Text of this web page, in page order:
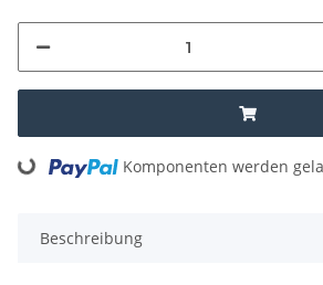
Loading... Komponenten werden
Beschreibung